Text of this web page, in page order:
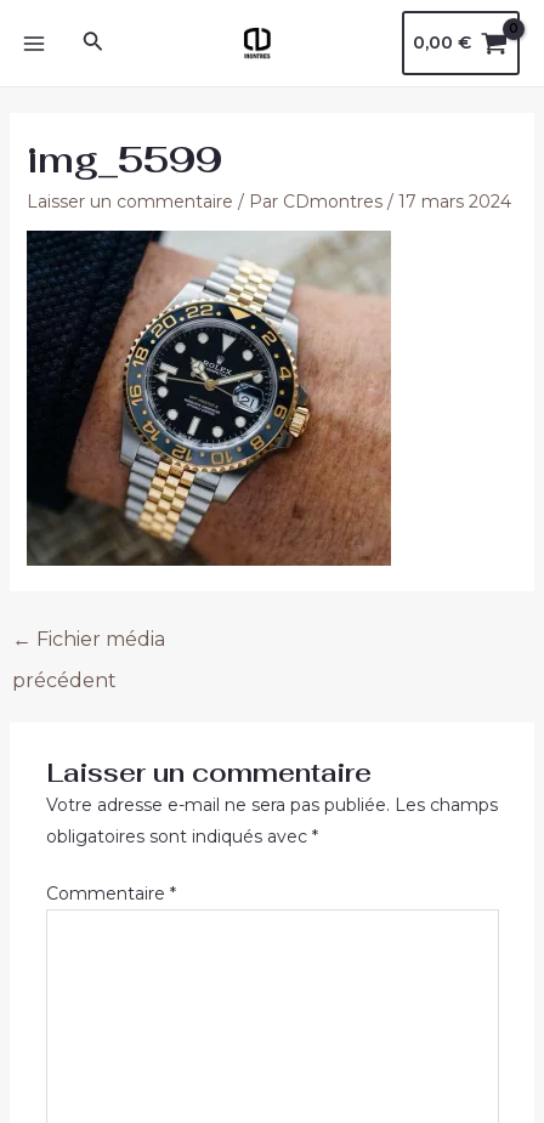
Rechercher 0,00€
img_5599
Laisser un commentaire / Par CDmontres / 17 mars 2024
des
← Fichier média
précédent
Laisser un commentaire
Votre adresse e-mail ne sera pas publiée. Les champs
obligatoires sont indiqués avec *
Commentaire *